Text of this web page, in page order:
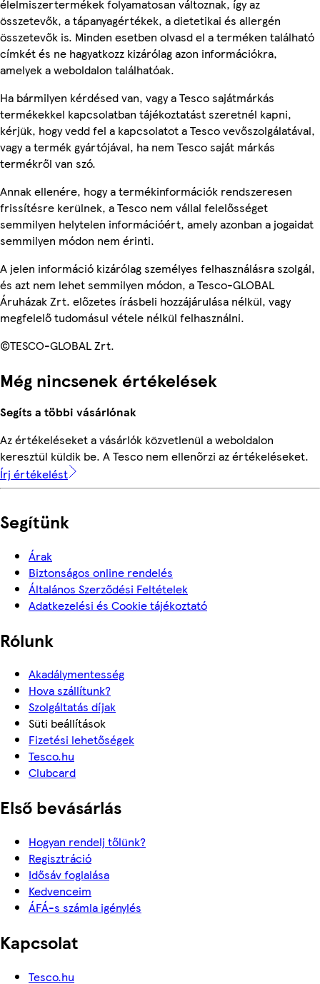
élelmiszertermékek folyamatosan változnak, így az
összetevők, a tápanyagértékek, a dietetikai és allergén
összetevők is. Minden esetben olvasd el a terméken található
címkét és ne hagyatkozz kizárólag azon információkra,
amelyek a weboldalon találhatóak.
Ha bármilyen kérdésed van, vagy a Tesco sajátmárkás
termékekkel kapcsolatban tájékoztatást szeretnél kapni,
kérjük, hogy vedd fel a kapcsolatot a Tesco vevőszolgálatával,
vagy a termék gyártójával, ha nem Tesco saját márkás
termékről van szó.
Annak ellenére, hogy a termékinformációk rendszeresen
frissítésre kerülnek, a Tesco nem vállal felelősséget
semmilyen helytelen információért, amely azonban a jogaidat
semmilyen módon nem érinti.
A jelen információ kizárólag személyes felhasználásra szolgál,
és azt nem lehet semmilyen módon, a Tesco-GLOBAL
Áruházak Zrt. előzetes írásbeli hozzájárulása nélkül, vagy
megfelelő tudomásul vétele nélkül felhasználni.
©TESCO-GLOBAL Zrt.
Még nincsenek értékelések
Segíts a többi vásárlónak
Az értékeléseket a vásárlók közvetlenül a weboldalon
keresztül küldik be. A Tesco nem ellenőrzi az értékeléseket.
Írj értékelést
Segítünk
Árak
Biztonságos online rendelés
Általános Szerződési Feltételek
Adatkezelési és Cookie tájékoztató
Rólunk
Akadálymentesség
Hova szállítunk?
Szolgáltatás díjak
Süti beállítások
Fizetési lehetőségek
Tesco.hu
Clubcard
Első bevásárlás
Hogyan rendelj tőlünk?
Regisztráció
Idősáv foglalása
Kedvenceim
ÁFÁ-s számla igénylés
Kapcsolat
Tesco.hu